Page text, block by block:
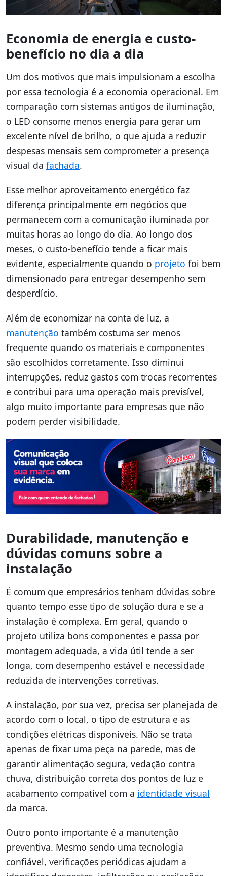
Economia de energia e custo-
benefício no dia a dia
Um dos motivos que mais impulsionam a escolha
por essa tecnologia é a economia operacional. Em
comparação com sistemas antigos de iluminação,
o LED consome menos energia para gerar um
excelente nível de brilho, o que ajuda a reduzir
despesas mensais sem comprometer a presença
visual da fachada.
Esse melhor aproveitamento energético faz
diferença principalmente em negócios que
permanecem com a comunicação iluminada por
muitas horas ao longo do dia. Ao longo dos
meses, o custo-benefício tende a ficar mais
evidente, especialmente quando o projeto foi bem
dimensionado para entregar desempenho sem
desperdício.
Além de economizar na conta de luz, a
manutenção também costuma ser menos
frequente quando os materiais e componentes
são escolhidos corretamente. Isso diminui
interrupções, reduz gastos com trocas recorrentes
e contribui para uma operação mais previsível,
algo muito importante para empresas que não
podem perder visibilidade.
Durabilidade, manutenção e
dúvidas comuns sobre a
instalação
É comum que empresários tenham dúvidas sobre
quanto tempo esse tipo de solução dura e se a
instalação é complexa. Em geral, quando o
projeto utiliza bons componentes e passa por
montagem adequada, a vida útil tende a ser
longa, com desempenho estável e necessidade
reduzida de intervenções corretivas.
A instalação, por sua vez, precisa ser planejada de
acordo com o local, o tipo de estrutura e as
condições elétricas disponíveis. Não se trata
apenas de fixar uma peça na parede, mas de
garantir alimentação segura, vedação contra
chuva, distribuição correta dos pontos de luz e
acabamento compatível com a identidade visual
da marca.
Outro ponto importante é a manutenção
preventiva. Mesmo sendo uma tecnologia
confiável, verificações periódicas ajudam a